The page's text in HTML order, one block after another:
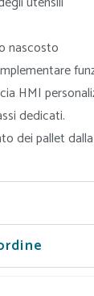
nascosto
HMI
dedicati.
dei pallet